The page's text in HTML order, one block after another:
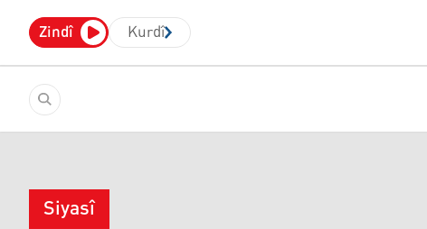
Zindî Kurdî
Siyasî